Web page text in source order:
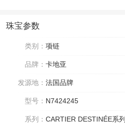
珠宝参数
类别： 项链
品牌： 卡地亚
发源地： 法国品牌
型号： N7424245
系列： CARTIER DESTINÉE系列